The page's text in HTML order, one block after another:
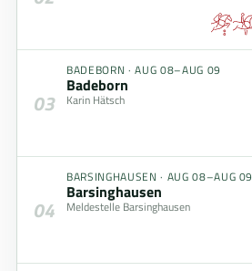
03
BADEBORN ·AUG 08–AUG 09
Badeborn
Karin Hätsch
04
BARSINGHAUSEN · AUG 08–AUG 09
Barsinghausen
Meldestelle Barsinghausen